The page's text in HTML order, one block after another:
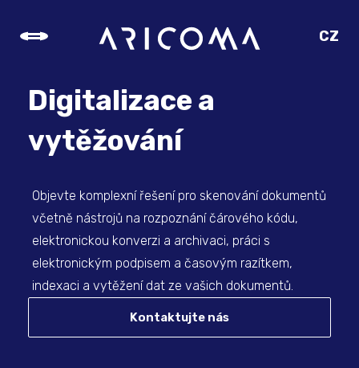
CZ
Digitalizace a
vytěžování
Objevte komplexní řešení pro skenování dokumentů
včetně nástrojů na rozpoznání čárového kódu,
elektronickou konverzi a archivaci, práci s
elektronickým podpisem a časovým razítkem,
indexaci a vytěžení dat ze vašich dokumentů.
Kontaktujte nás